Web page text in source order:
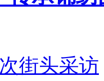
街头采访